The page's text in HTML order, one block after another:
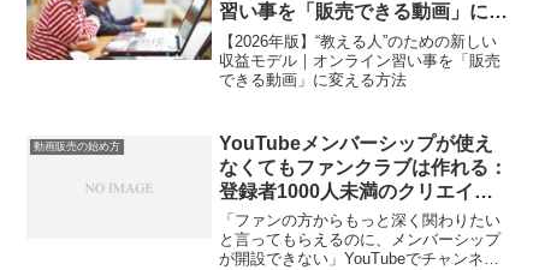
習い事を「販売できる動画」に変
える方法
【2026年版】“教える人”のための新しい
収益モデル｜オンライン習い事を「販売
できる動画」に変える方法
動画販売の始め方
YouTubeメンバーシップが使え
なくてもファンクラブは作れる：
登録者1000人未満のクリエイタ
ーのための実践ガイド
「ファンの方からもっと深く関わりたい
と言ってもらえるのに、メンバーシップ
が開設できない」YouTubeでチャンネル